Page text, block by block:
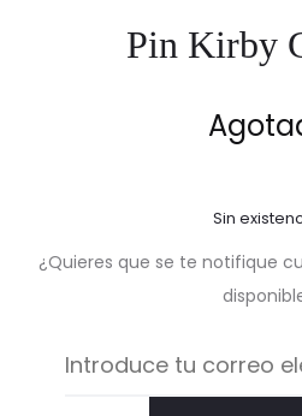
Pin Kirby
Sin
¿Quieres que se te notifique